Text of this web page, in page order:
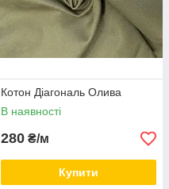
Котон Діагональ Олива
В наявності
280 ₴/м
Купити